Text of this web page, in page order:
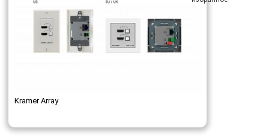
Kramer Array